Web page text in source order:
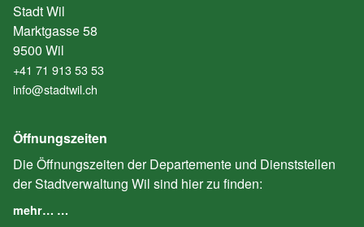
Stadt Wil
Marktgasse 58
9500 Wil
+41 71 913 53 53
info@stadtwil.ch
Öffnungszeiten
Die Öffnungszeiten der Departemente und Dienststellen
der Stadtverwaltung Wil sind hier zu finden:
mehr… …